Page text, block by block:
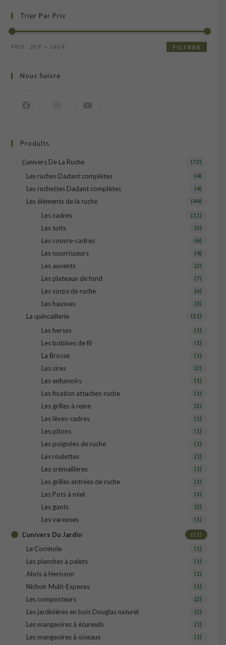
Trier Par Prix
Prix
Prix
FILTRER
PRIX : 20 € — 160 €
Nous Suivre
Produits
L'univers De La Ruche (72)
Les ruches Dadant complètes (4)
Les ruchettes Dadant complètes (4)
Les éléments de la ruche (44)
Les cadres (11)
Les toits (5)
Les couvre-cadres (6)
Les nourrisseurs (4)
Les auvents (2)
Les plateaux de fond (7)
Les corps de ruche (6)
Les hausses (3)
La quincaillerie (21)
Les herses (1)
Les bobines de fil (1)
La Brosse (1)
Les cires (2)
Les enfumoirs (1)
Les fixation attaches-ruche (1)
Les grilles à reine (2)
Les lèves-cadres (1)
Les pitons (1)
Les poignées de ruche (1)
Les roulettes (1)
Les crémaillères (1)
Les grilles entrées de ruche (1)
Les Pots à miel (1)
Les gants (2)
Les vareuses (1)
L’univers Du Jardin (11)
Le Cornhole (1)
Les planches à palets (1)
Abris à Herisson (1)
Nichoir Mulit-Especes (1)
Les composteurs (2)
Les jardinières en bois Douglas naturel (2)
Les mangeoires à écureuils (1)
Les mangeoires à oiseaux (1)